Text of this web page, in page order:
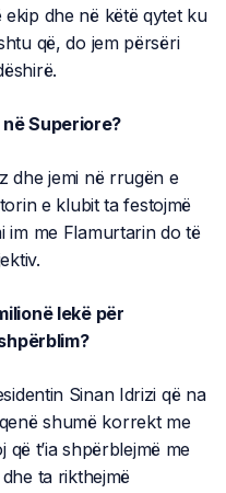
dhe në këtë qytet ku
që, do jem përsëri
Superiore?
dhe jemi në rrugën e
e klubit ta festojmë
im me Flamurtarin do të
lekë për
Sinan Idrizi që na
shumë korrekt me
t’ia shpërblejmë me
ta rikthejmë